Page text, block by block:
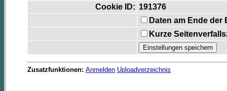
Cookie ID: 191376
Daten am Ende
Kurze
Zusatzfunktionen: Anmelden Uploadverzeichnis